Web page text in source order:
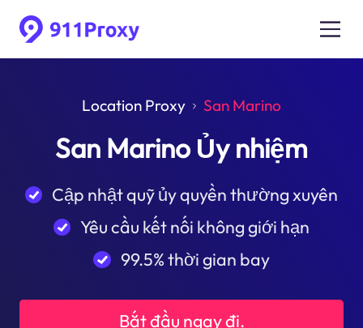
Location Proxy San Marino
San Marino Ủy nhiệm
Cập nhật quỹ ủy quyền thường xuyên
Yêu cầu kết nối không giới hạn
99.5% thời gian bay
Bắt đầu ngay đi.